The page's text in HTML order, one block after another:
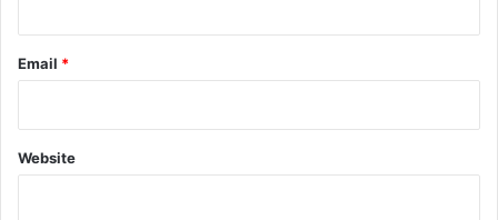
Email *
Website